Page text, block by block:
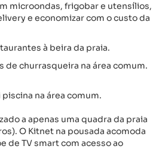
microondas, frigobar e utensílios,
e economizar com o custo da
à beira da praia.
de churrasqueira na área comum.
na área comum.
a apenas uma quadra da praia
O Kitnet na pousada acomoda
de TV smart com acesso ao